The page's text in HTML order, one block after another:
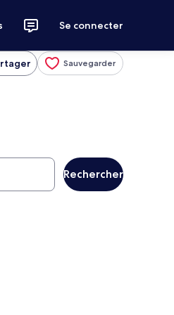
Se connecter
Sauvegarder
Rechercher